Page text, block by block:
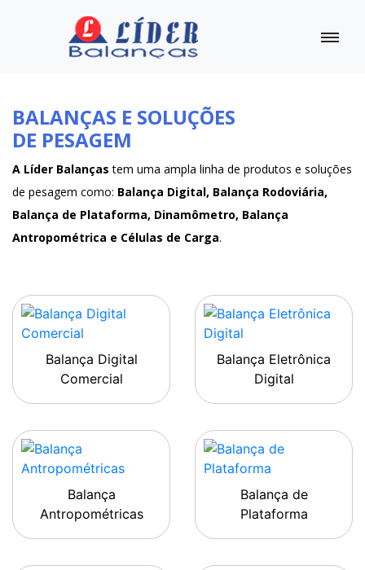
BALANÇAS E SOLUÇÕES
DE PESAGEM
A Líder Balanças tem uma ampla linha de produtos e soluções
de pesagem como: Balança Digital, Balança Rodoviária,
Balança de Plataforma, Dinamômetro, Balança
Antropométrica e Células de Carga.
Balança Digital
Comercial
Balança Eletrônica
Digital
Balança
Antropométricas
Balança de
Plataforma